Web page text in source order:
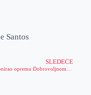
Santos
SLEDEĆE